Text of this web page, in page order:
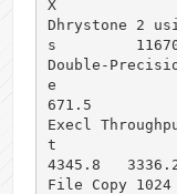
X
Dhrystone 2
s
Double-
e
671.5
Execl
t
4345.8
File Copy